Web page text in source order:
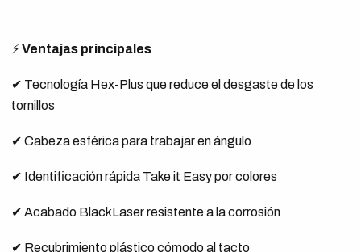
⚡Ventajas principales
✔ Tecnología Hex-Plus que reduce el desgaste de los
tornillos
✔ Cabeza esférica para trabajar en ángulo
✔ Identificación rápida Take it Easy por colores
✔ Acabado BlackLaser resistente a la corrosión
✔ Recubrimiento plástico cómodo al tacto